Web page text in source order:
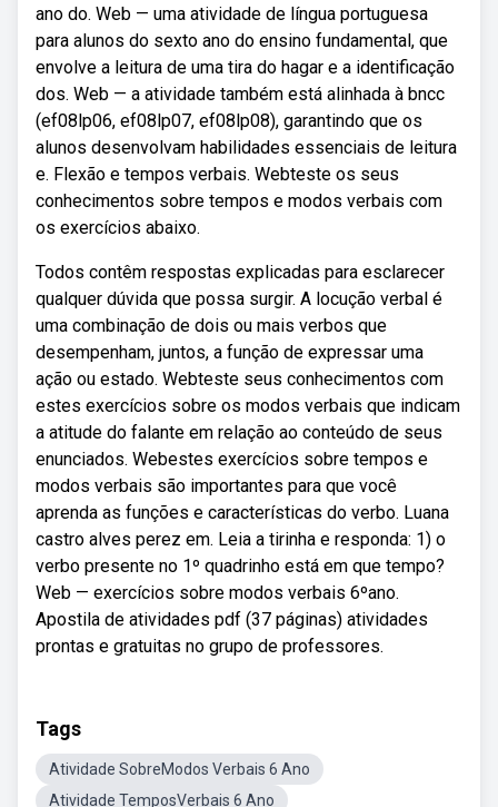
ano do. Web — uma atividade de língua portuguesa
para alunos do sexto ano do ensino fundamental, que
envolve a leitura de uma tira do hagar e a identificação
dos. Web — a atividade também está alinhada à bncc
(ef08lp06, ef08lp07, ef08lp08), garantindo que os
alunos desenvolvam habilidades essenciais de leitura
e. Flexão e tempos verbais. Webteste os seus
conhecimentos sobre tempos e modos verbais com
os exercícios abaixo.
Todos contêm respostas explicadas para esclarecer
qualquer dúvida que possa surgir. A locução verbal é
uma combinação de dois ou mais verbos que
desempenham, juntos, a função de expressar uma
ação ou estado. Webteste seus conhecimentos com
estes exercícios sobre os modos verbais que indicam
a atitude do falante em relação ao conteúdo de seus
enunciados. Webestes exercícios sobre tempos e
modos verbais são importantes para que você
aprenda as funções e características do verbo. Luana
castro alves perez em. Leia a tirinha e responda: 1) o
verbo presente no 1º quadrinho está em que tempo?
Web — exercícios sobre modos verbais 6ºano.
Apostila de atividades pdf (37 páginas) atividades
prontas e gratuitas no grupo de professores.
Tags
Atividade SobreModos Verbais 6 Ano
Atividade TemposVerbais 6 Ano